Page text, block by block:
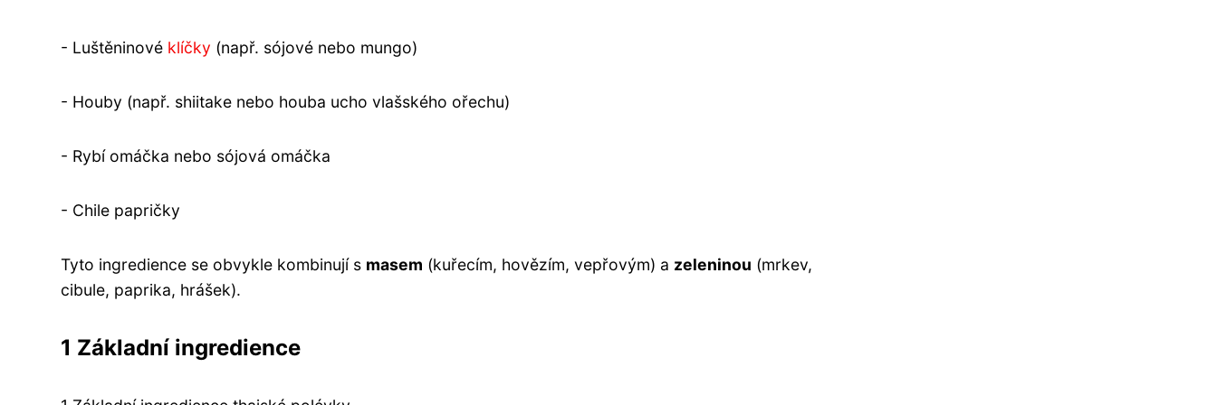
- Luštěninové klíčky (např. sójové nebo mungo)
- Houby (např. shiitake nebo houba ucho vlašského ořechu)
- Rybí omáčka nebo sójová omáčka
- Chile papričky
Tyto ingredience se obvykle kombinují s masem (kuřecím, hovězím, vepřovým) a zeleninou (mrkev,
cibule, paprika, hrášek).
1 Základní ingredience